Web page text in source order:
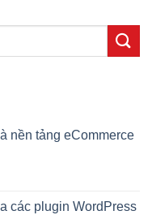
nền tảng eCommerce
các plugin WordPress